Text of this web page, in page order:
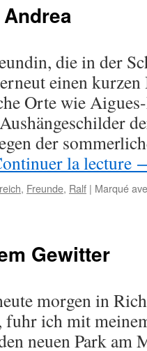
die in der
einen
Orte wie
der
la lecture
, Freunde, Ralf | Marqué
Gewitter
morgen in
fuhr ich mit
neuen Park am